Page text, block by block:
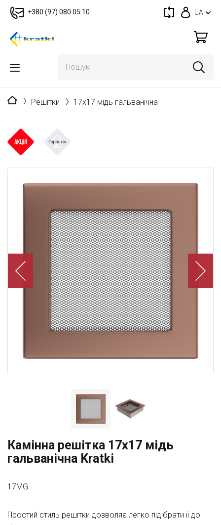
+380 (97) 080 05 10 UA
Головна
Решітки 17x17 мідь гальванічна
Камінна решітка 17x17 мідь
гальванічна Kratki
17MG
Простий стиль решітки дозволяє легко підібрати її до